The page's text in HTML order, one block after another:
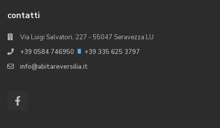
contatti
Via Luigi Salvatori, 227 - 55047 Seravezza LU
+39 0584 746950
+39 335 625 3797
info@abitareversilia.it